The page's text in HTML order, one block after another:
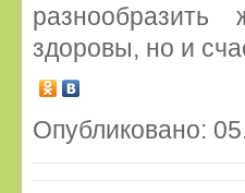
здоровы, но и
Опубликовано: